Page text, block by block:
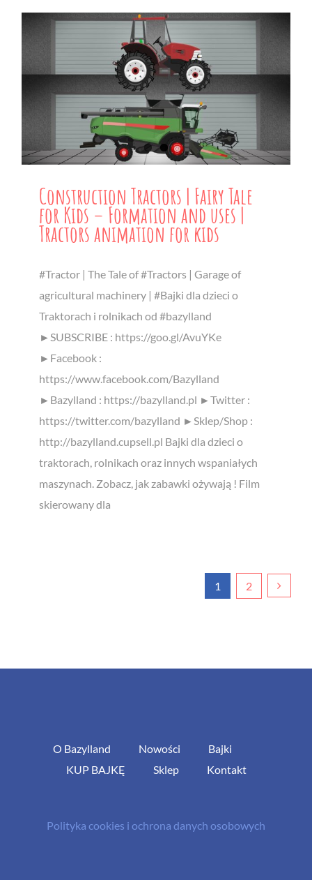
Construction Tractors | Fairy Tale
for Kids – Formation and uses |
Tractors animation for kids
#Tractor | The Tale of #Tractors | Garage of
agricultural machinery | #Bajki dla dzieci o
Traktorach i rolnikach od #bazylland
►SUBSCRIBE : https://goo.gl/AvuYKe
►Facebook :
https://www.facebook.com/Bazylland
►Bazylland : https://bazylland.pl ►Twitter :
https://twitter.com/bazylland ►Sklep/Shop :
http://bazylland.cupsell.pl Bajki dla dzieci o
traktorach, rolnikach oraz innych wspaniałych
maszynach. Zobacz, jak zabawki ożywają ! Film
skierowany dla
1 2
O Bazylland Nowości
Bajki
KUP BAJKĘ
Sklep Kontakt
Polityka cookies i ochrona danych osobowych